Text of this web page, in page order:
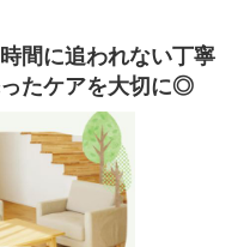
間に追われない丁寧
たケアを大切に◎